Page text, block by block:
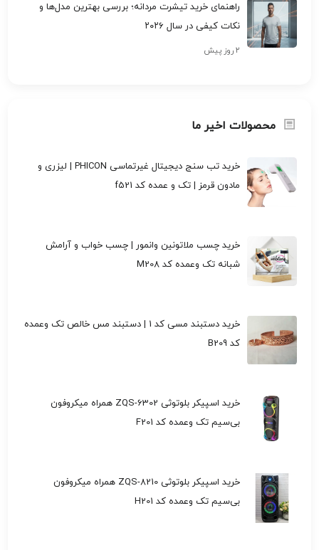
راهنمای خرید تیشرت مردانه؛ بررسی بهترین مدل‌ها و
نکات کیفی در سال ۲۰۲۶
۲ روز پیش
محصولات اخیر ما
خرید تب سنج دیجیتال غیرتماسی PHICON | لیزری و
مادون قرمز | تک و عمده کد f521
خرید چسب ملاتونین وانمور | چسب خواب و آرامش
شبانه تک وعمده کد M208
خرید دستبند مسی کد 1 | دستبند مس خالص تک وعمده
کد B209
خرید اسپیکر بلوتوثی ZQS-6302 همراه میکروفون
بی‌سیم تک وعمده کد F201
خرید اسپیکر بلوتوثی ZQS-8210 همراه میکروفون
بی‌سیم تک وعمده کد H201